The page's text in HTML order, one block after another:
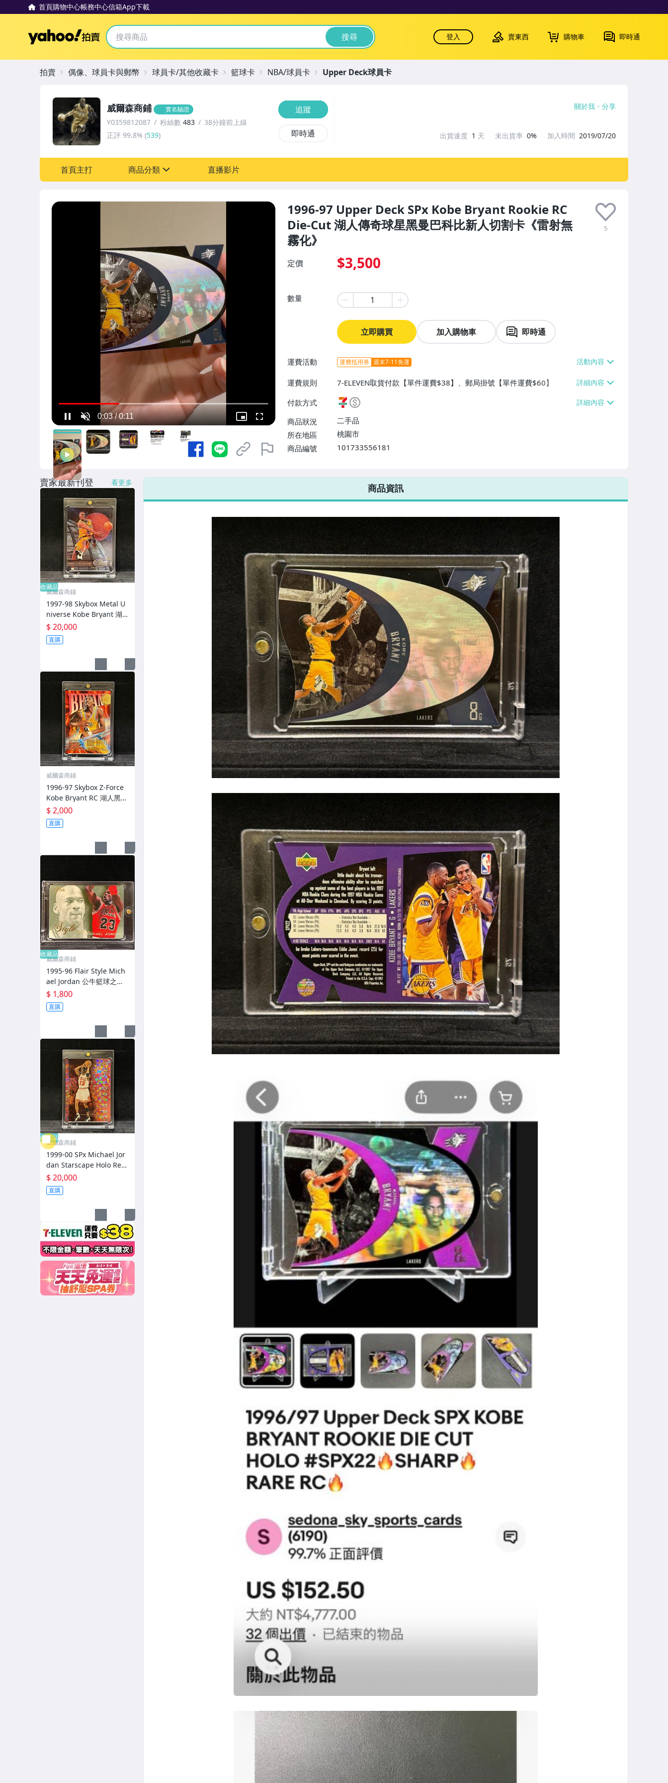
首頁購物中心帳務中心信箱App下載
Yahoo拍賣 搜尋 登入 賣東西 購物車 即時通
1996-97 Upper Deck SPx Kobe Bryant Rookie RC
Die-Cut 湖人傳奇球星黑曼巴科比新人切割卡《雷射無
霧化》
5
定價 $3,500
數量
立即購買 加入購物車 即時通
運費活動 運費抵用券 週末7-11免運
運費規則
7-ELEVEN取貨付款【單件運費$38】、郵局掛號【單件運費$60】
付款方式
商品狀況
二手品
所在地區
桃園市
商品編號
101733556181
不限金額、筆數，筆筆優惠無限次！
威爾森商鋪 實名驗證
Y0359812087 粉絲數 483
38分鐘前上線
正評 99.8% (539)
追蹤
即時通
關於我 分享
出貨速度 1 天 未出貨率 0% 加入時間 2019/07/20
首頁主打 商品分類 直播影片
拍賣 偶像、球員卡與郵幣 球員卡/其他收藏卡 籃球卡 NBA/球員卡 Upper Deck球員卡
商品資訊
賣家最新刊登 看更多
收藏品
威爾森商鋪
1997-98 Skybox Metal U
niverse Kobe Bryant 湖
人傳奇球星黑曼巴科比月
球金屬卡《實卡美卡況
優》
$ 20,000
直購
威爾森商鋪
1996-97 Skybox Z-Force
Kobe Bryant RC 湖人黑曼
巴科比新人卡
$ 2,000
直購
收藏品
威爾森商鋪
1995-96 Flair Style Mich
ael Jordan 公牛籃球之神
飛人喬丹雙影卡《實卡
美》
$ 1,800
直購
收藏品
威爾森商鋪
1999-00 SPx Michael Jor
dan Starscape Holo Refr
actor 公牛籃球之神飛人喬
丹閃卡《實卡美卡況佳》
$ 20,000
直購